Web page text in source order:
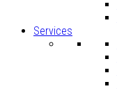
Services